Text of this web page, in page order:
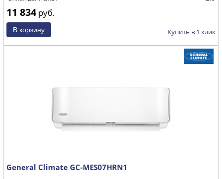
11 834руб.
Купить в 1 клик
General Climate GC-MES07HRN1